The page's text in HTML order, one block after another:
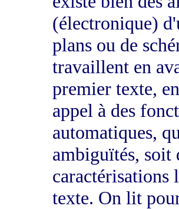
(électronique)
plans ou de
travaillent en
premier texte,
appel à des
automatiques,
ambiguïtés, soit
caractérisations
texte. On lit